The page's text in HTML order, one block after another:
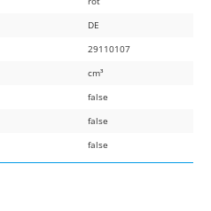
DE
29110107
cm³
false
false
false